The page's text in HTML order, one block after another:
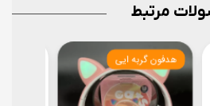
هدفون گربه ایی
مرتبط